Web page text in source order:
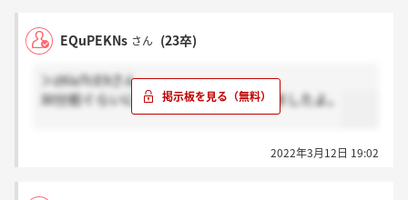
EQuPEKNs さん (23卒)
＞zXiuTcE9さん
30分前ぐらいに面接の結果が電話できましたよ。
2022年3月12日 19:02